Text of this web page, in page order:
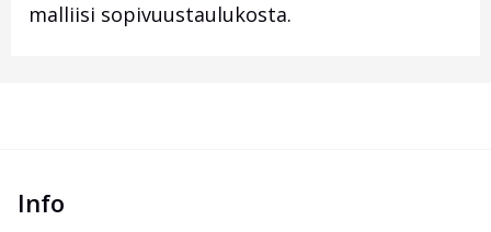
malliisi sopivuustaulukosta.
Info